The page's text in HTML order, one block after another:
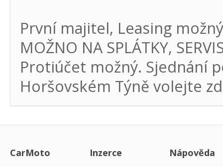
První majitel, Leasing
MOŽNO NA SPLÁTKY,
Protiúčet možný. Sjednání
Horšovském Týně volejte
CarMoto Inzerce Nápověda